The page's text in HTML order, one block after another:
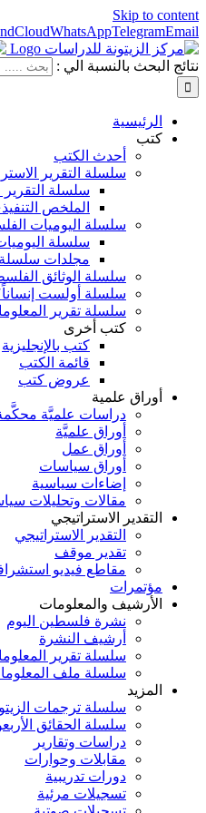
Skip to content
WhatsAppTelegramEmail
نتائج البحث بالنسبة الي :
الرئيسية
كتب
أحدث الكتب
سلسلة التقرير
سلسلة التقرير
الملخص
سلسلة اليوميات
سلسلة
مجلدات سلسلة
سلسلة الوثائق
سلسلة أولست
سلسلة تقرير
كتب أخرى
كتب بالإنجليزية
قائمة الكتب
عروض كتب
أوراق علمية
دراسات علميَّة
أوراق علميَّة
أوراق عمل
أوراق سياسات
إضاءات سياسية
مقالات وتحليلات
التقدير الاستراتيجي
التقدير الاستراتيجي
تقدير موقف
مقاطع فيديو
مؤتمرات
الأرشيف والمعلومات
نشرة فلسطين اليوم
أرشيف النشرة
سلسلة تقرير
سلسلة ملف
المزيد
سلسلة ترجمات
سلسلة الحقائق
دراسات وتقارير
مقابلات وحوارات
دورات تدريبية
تسجيلات مرئية